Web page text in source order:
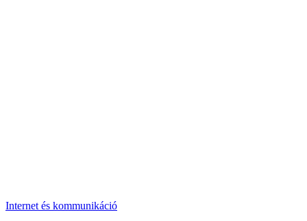
Internet és kommunikáció